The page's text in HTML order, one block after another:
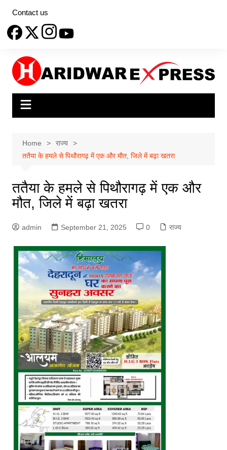
content
Contact us
Home
राज्य
ततैया के हमले से पिथौरागढ़ में एक और मौत, जिले में बढ़ा खतरा
ततैया के हमले से पिथौरागढ़ में एक और
मौत, जिले में बढ़ा खतरा
admin September 21, 2025 0 राज्य